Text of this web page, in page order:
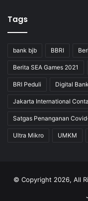
Tags
bank bjb BBRI
Berita SEA Games 2021
BRI Peduli Digital
Jakarta International
Satgas Penanganan
Ultra Mikro UMKM
© Copyright 2026, All